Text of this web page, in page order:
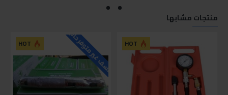
منتجات مشابها
HOT
HOT للاسف غير متوفر حاليا